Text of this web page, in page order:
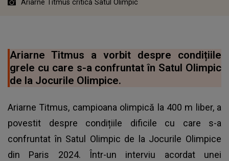
Ariarne Titmus critică Satul Olimpic
Ariarne Titmus a vorbit despre condițiile
grele cu care s-a confruntat în Satul Olimpic
de la Jocurile Olimpice.
Ariarne Titmus, campioana olimpică la 400 m liber, a
povestit despre condițiile dificile cu care s-a
confruntat în Satul Olimpic de la Jocurile Olimpice
din Paris 2024. Într-un interviu acordat unei